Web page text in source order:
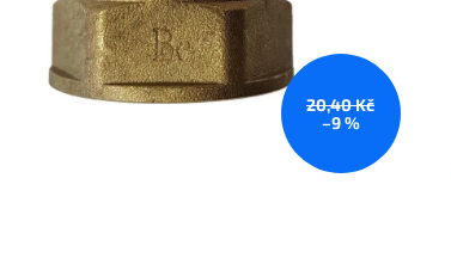
20,40 Kč
–9 %